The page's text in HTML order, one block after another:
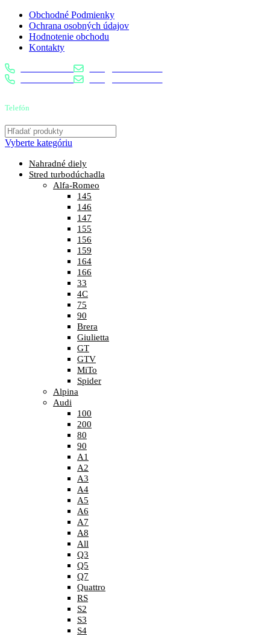
Obchodné Podmienky
Ochrana osobných údajov
Hodnotenie obchodu
Kontakty
0904 400 399
0904 400 399
Telefón
Vyberte kategóriu
Nahradné diely
Stred turbodúchadla
Alfa-Romeo
145
146
147
155
156
159
164
166
33
4C
75
90
Brera
Giulietta
GT
GTV
MiTo
Spider
Alpina
Audi
100
200
80
90
A1
A2
A3
A4
A5
A6
A7
A8
All
Q3
Q5
Q7
Quattro
RS
S2
S3
S4